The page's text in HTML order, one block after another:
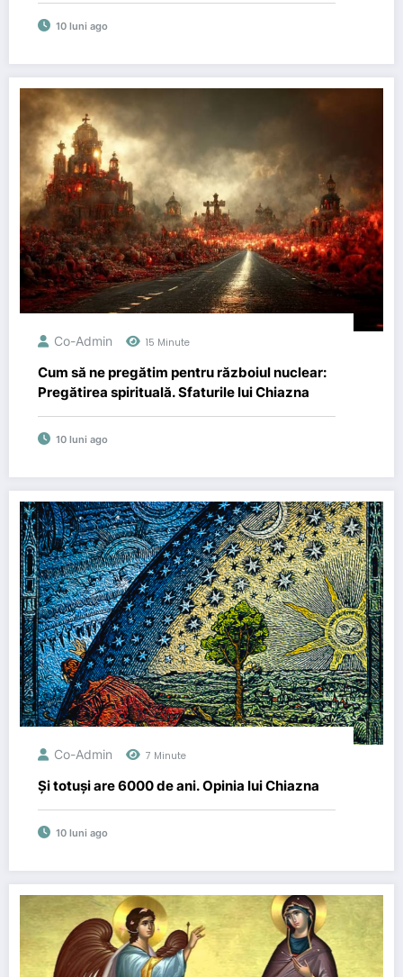
10 luni ago
Co-Admin 15 Minute
Cum să ne pregătim pentru războiul nuclear:
Pregătirea spirituală. Sfaturile lui Chiazna
10 luni ago
Co-Admin 7 Minute
Și totuși are 6000 de ani. Opinia lui Chiazna
10 luni ago